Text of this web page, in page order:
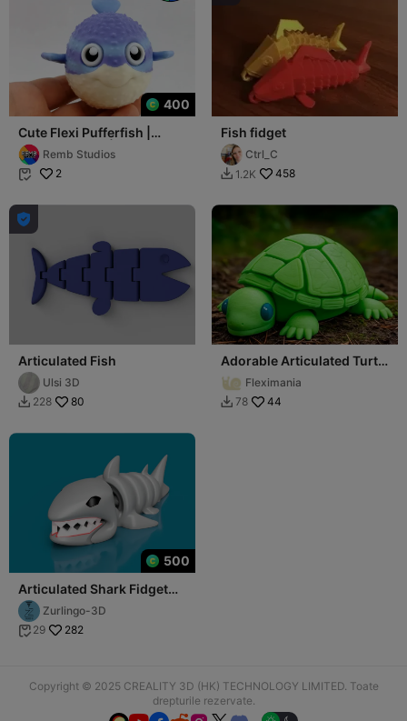
400
Cute Flexi Pufferfish |
Print-in-place | No
SupportRemb Studios
 2
Fish fidget
Ctrl_C
 1.2K 458

Articulated Fish
Ulsi 3D
 228 80
Adorable Articulated Turtle
Fidget Toy
Fleximania
 78 44
500
Articulated Shark Fidget
Toy Zurlingo-3D
 29 282
Copyright © 2025 CREALITY 3D (HK) TECHNOLOGY LIMITED. Toate
drepturile rezervate.